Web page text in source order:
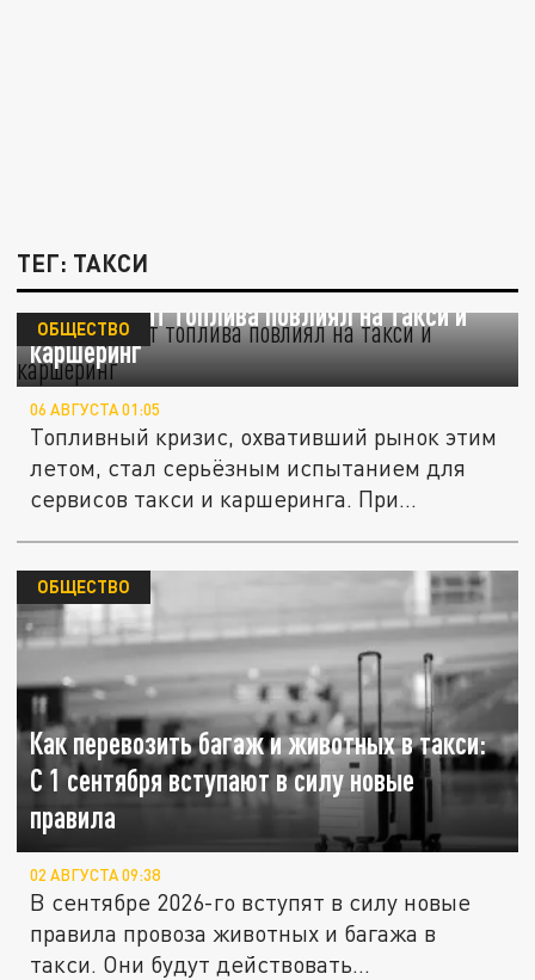
ТЕГ: ТАКСИ
Как дефицит топлива повлиял на такси и
каршеринг
ОБЩЕСТВО
06 АВГУСТА 01:05
Топливный кризис, охвативший рынок этим
летом, стал серьёзным испытанием для
сервисов такси и каршеринга. При...
Как перевозить багаж и животных в такси:
С 1 сентября вступают в силу новые
правила
ОБЩЕСТВО
02 АВГУСТА 09:38
В сентябре 2026-го вступят в силу новые
правила провоза животных и багажа в
такси. Они будут действовать...